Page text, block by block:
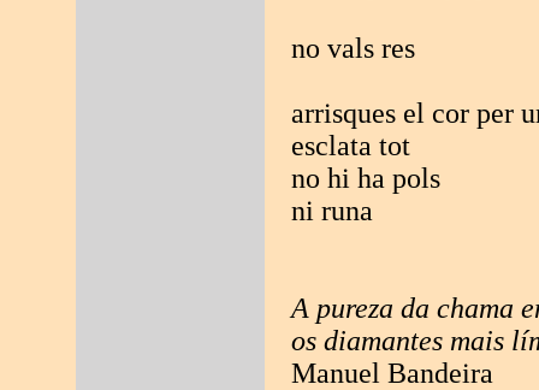
no vals res
arrisques el cor per
esclata tot
no hi ha pols
ni runa
A pureza da chama
os diamantes mais
Manuel Bandeira